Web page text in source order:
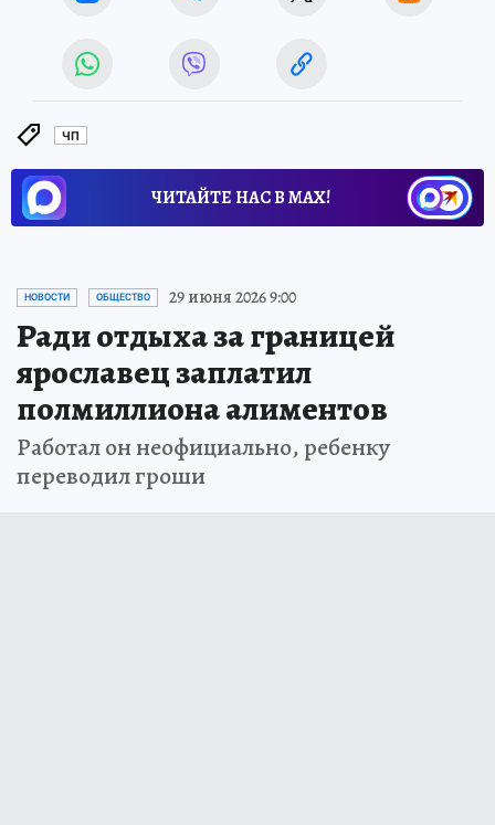
ЧП
ЧИТАЙТЕ НАС В МАХ!
НОВОСТИ ОБЩЕСТВО 29 июня 2026 9:00
Ради отдыха за границей
ярославец заплатил
полмиллиона алиментов
Работал он неофициально, ребенку
переводил гроши